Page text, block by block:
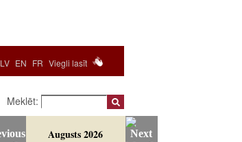
LV EN FR Viegli lasīt
Meklēt:
Augusts 2026